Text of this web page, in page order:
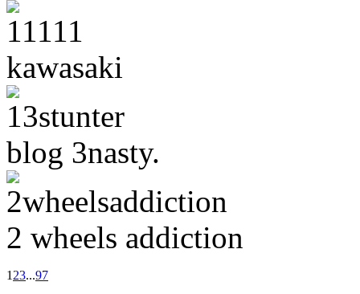
11111
kawasaki
13stunter
blog 3nasty.
2wheelsaddiction
2 wheels addiction
1 23...97